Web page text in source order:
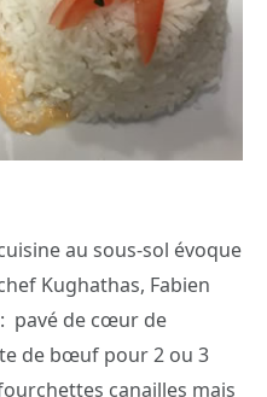
au sous-sol évoque
Kughathas, Fabien
pavé de cœur de
de bœuf pour 2 ou 3
canailles mais